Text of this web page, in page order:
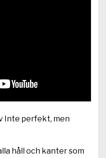
Inte perfekt, men
håll och kanter som